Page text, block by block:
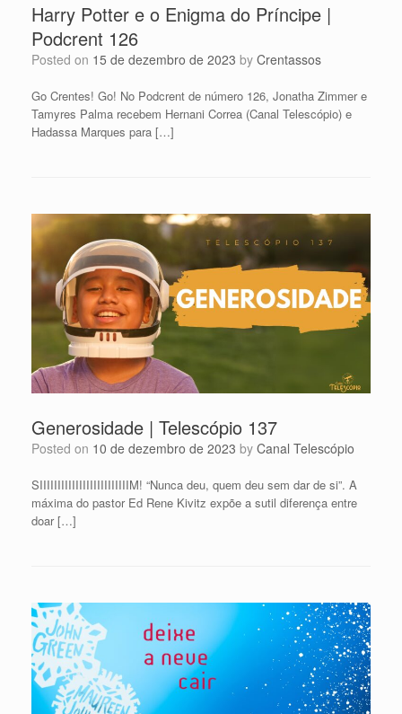
Harry Potter e o Enigma do Príncipe |
Podcrent 126
Posted on 15 de dezembro de 2023 by Crentassos
Go Crentes! Go! No Podcrent de número 126, Jonatha Zimmer e
Tamyres Palma recebem Hernani Correa (Canal Telescópio) e
Hadassa Marques para […]
Generosidade | Telescópio 137
Posted on 10 de dezembro de 2023 by Canal Telescópio
SIIIIIIIIIIIIIIIIIIIIIIIIIM! “Nunca deu, quem deu sem dar de si”. A
máxima do pastor Ed Rene Kivitz expõe a sutil diferença entre
doar […]